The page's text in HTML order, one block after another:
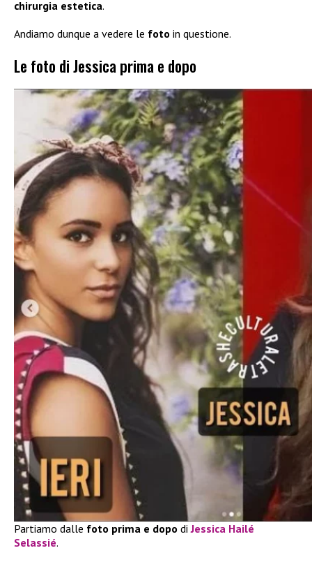
chirurgia estetica.
Andiamo dunque a vedere le foto in questione.
Le foto di Jessica prima e dopo
Partiamo dalle foto prima e dopo diJessica Hailé
Selassié.